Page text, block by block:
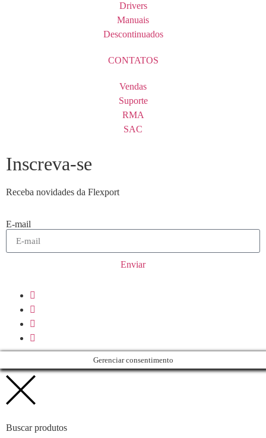
Drivers
Manuais
Descontinuados
CONTATOS
Vendas
Suporte
RMA
SAC
Inscreva-se
Receba novidades da Flexport
E-mail
Enviar
Gerenciar consentimento
Buscar produtos